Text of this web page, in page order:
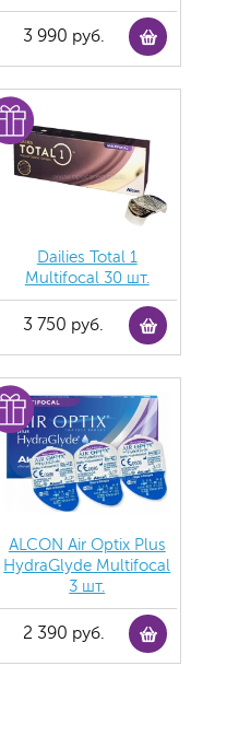
3 990 руб.
Dailies Total 1
Multifocal 30 шт.
3 750 руб.
ALCON Air Optix Plus
HydraGlyde Multifocal
3 шт.
2 390 руб.